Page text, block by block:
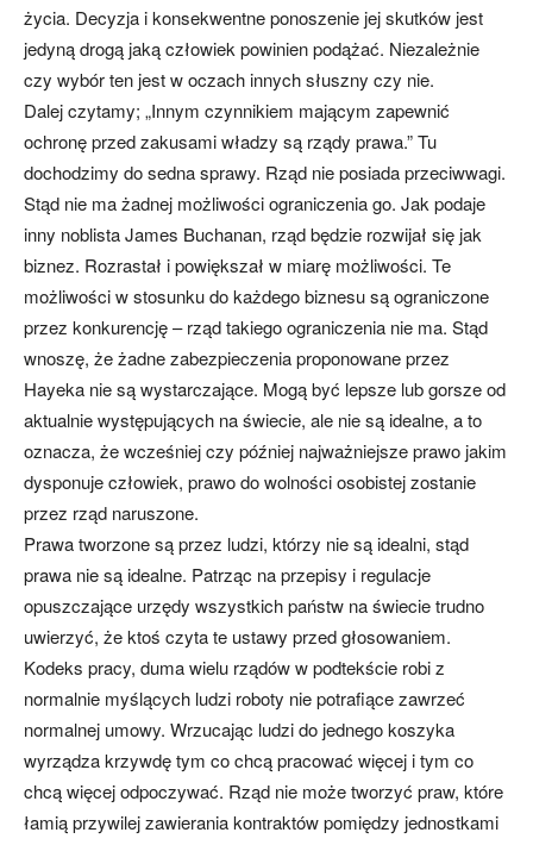
życia. Decyzja i konsekwentne ponoszenie jej skutków jest
jedyną drogą jaką człowiek powinien podążać. Niezależnie
czy wybór ten jest w oczach innych słuszny czy nie.
Dalej czytamy; „Innym czynnikiem mającym zapewnić
ochronę przed zakusami władzy są rządy prawa.” Tu
dochodzimy do sedna sprawy. Rząd nie posiada przeciwwagi.
Stąd nie ma żadnej możliwości ograniczenia go. Jak podaje
inny noblista James Buchanan, rząd będzie rozwijał się jak
biznez. Rozrastał i powiększał w miarę możliwości. Te
możliwości w stosunku do każdego biznesu są ograniczone
przez konkurencję – rząd takiego ograniczenia nie ma. Stąd
wnoszę, że żadne zabezpieczenia proponowane przez
Hayeka nie są wystarczające. Mogą być lepsze lub gorsze od
aktualnie występujących na świecie, ale nie są idealne, a to
oznacza, że wcześniej czy później najważniejsze prawo jakim
dysponuje człowiek, prawo do wolności osobistej zostanie
przez rząd naruszone.
Prawa tworzone są przez ludzi, którzy nie są idealni, stąd
prawa nie są idealne. Patrząc na przepisy i regulacje
opuszczające urzędy wszystkich państw na świecie trudno
uwierzyć, że ktoś czyta te ustawy przed głosowaniem.
Kodeks pracy, duma wielu rządów w podtekście robi z
normalnie myślących ludzi roboty nie potrafiące zawrzeć
normalnej umowy. Wrzucając ludzi do jednego koszyka
wyrządza krzywdę tym co chcą pracować więcej i tym co
chcą więcej odpoczywać. Rząd nie może tworzyć praw, które
łamią przywilej zawierania kontraktów pomiędzy jednostkami